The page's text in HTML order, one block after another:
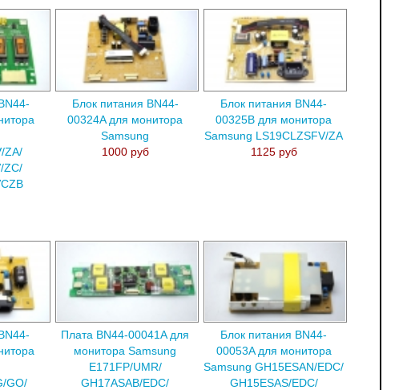
ZA/
ZC/
Блок питания BN44-
00324A для монитора
Samsung
1000 руб
Блок питания BN44-
00325B для монитора
Samsung LS19CLZSFV/ZA
1125 руб
GO/
Плата BN44-00041A для
монитора Samsung
E171FP/UMR/
GH17ASAB/EDC/
Блок питания BN44-
00053A для монитора
Samsung GH15ESAN/EDC/
GH15ESAS/EDC/